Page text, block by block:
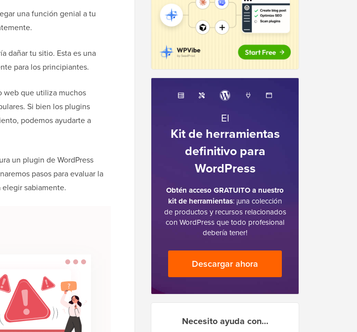
una función genial a tu
dañar tu sitio. Esta es una
para los principiantes.
web que utiliza muchos
Si bien los plugins
podemos ayudarte a
un plugin de WordPress
pasos para evaluar la
sabiamente.
El
Kit de herramientas
definitivo para
WordPress
Obtén acceso GRATUITO a nuestro
kit de herramientas: ¡una colección
de productos y recursos relacionados
con WordPress que todo profesional
debería tener!
Descargar ahora
Necesito ayuda con…